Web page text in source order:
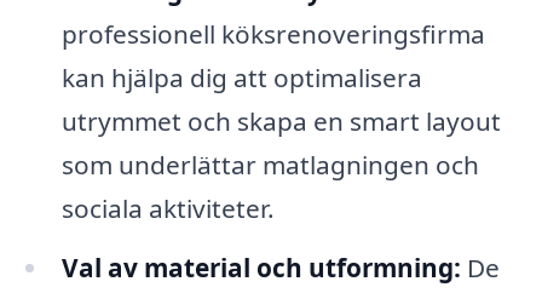
professionell köksrenoveringsfirma
kan hjälpa dig att optimalisera
utrymmet och skapa en smart layout
som underlättar matlagningen och
sociala aktiviteter.
Val av material och utformning: De